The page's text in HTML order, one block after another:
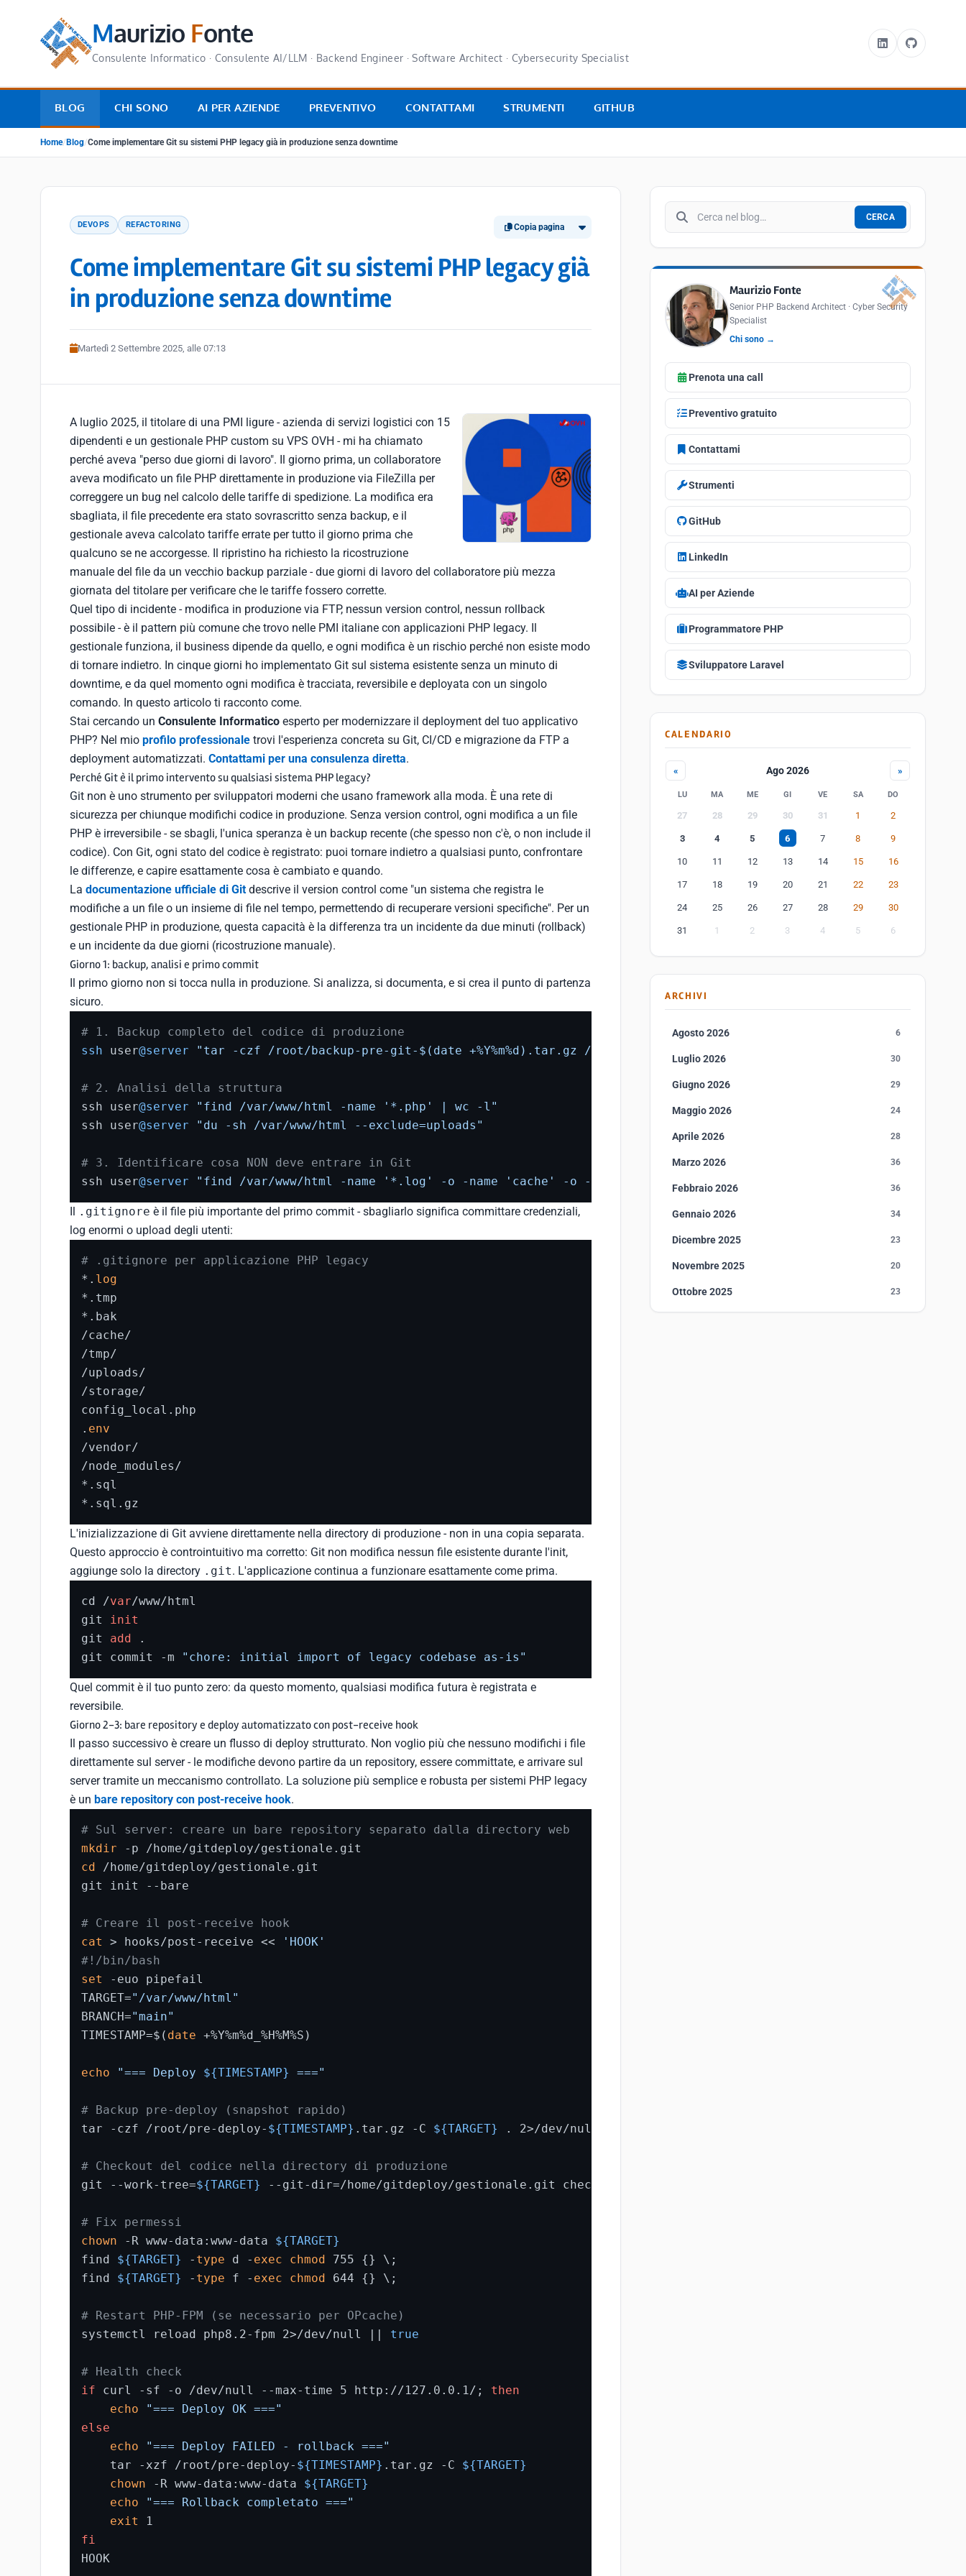
Maurizio Fonte
Consulente Informatico · Consulente AI/LLM · Backend Engineer · Software Architect · Cybersecurity Specialist
BLOG CHI SONO AI PER AZIENDE PREVENTIVO CONTATTAMI STRUMENTI GITHUB
Home/ Blog/Come implementare Git su sistemi PHP legacy già in produzione senza downtime
DEVOPS REFACTORING Copia pagina
Come implementare Git su sistemi PHP legacy già
in produzione senza downtime
Martedì 2 Settembre 2025, alle 07:13
A luglio 2025, il titolare di una PMI ligure - azienda di servizi logistici con 15
dipendenti e un gestionale PHP custom su VPS OVH - mi ha chiamato
perché aveva "perso due giorni di lavoro". Il giorno prima, un collaboratore
aveva modificato un file PHP direttamente in produzione via FileZilla per
correggere un bug nel calcolo delle tariffe di spedizione. La modifica era
sbagliata, il file precedente era stato sovrascritto senza backup, e il
gestionale aveva calcolato tariffe errate per tutto il giorno prima che
qualcuno se ne accorgesse. Il ripristino ha richiesto la ricostruzione
manuale del file da un vecchio backup parziale - due giorni di lavoro del collaboratore più mezza
giornata del titolare per verificare che le tariffe fossero corrette.
Quel tipo di incidente - modifica in produzione via FTP, nessun version control, nessun rollback
possibile - è il pattern più comune che trovo nelle PMI italiane con applicazioni PHP legacy. Il
gestionale funziona, il business dipende da quello, e ogni modifica è un rischio perché non esiste modo
di tornare indietro. In cinque giorni ho implementato Git sul sistema esistente senza un minuto di
downtime, e da quel momento ogni modifica è tracciata, reversibile e deployata con un singolo
comando. In questo articolo ti racconto come.
Stai cercando un Consulente Informatico esperto per modernizzare il deployment del tuo applicativo
PHP? Nel mio profilo professionale trovi l'esperienza concreta su Git, CI/CD e migrazione da FTP a
deployment automatizzati. Contattami per una consulenza diretta.
Perché Git è il primo intervento su qualsiasi sistema PHP legacy?
Git non è uno strumento per sviluppatori moderni che usano framework alla moda. È una rete di
sicurezza per chiunque modifichi codice in produzione. Senza version control, ogni modifica a un file
PHP è irreversibile - se sbagli, l'unica speranza è un backup recente (che spesso non c'è, o non include il
codice). Con Git, ogni stato del codice è registrato: puoi tornare indietro a qualsiasi punto, confrontare
le differenze, e capire esattamente cosa è cambiato e quando.
La documentazione ufficiale di Git descrive il version control come "un sistema che registra le
modifiche a un file o un insieme di file nel tempo, permettendo di recuperare versioni specifiche". Per un
gestionale PHP in produzione, questa capacità è la differenza tra un incidente da due minuti (rollback)
e un incidente da due giorni (ricostruzione manuale).
Giorno 1: backup, analisi e primo commit
Il primo giorno non si tocca nulla in produzione. Si analizza, si documenta, e si crea il punto di partenza
sicuro.
# 1. Backup completo del codice di produzione
ssh user@server "tar -czf /root/backup-pre-git-$(date +%Y%m%d).tar.gz /var/www/html/"
# 2. Analisi della struttura
ssh user@server
"find /var/www/html -name '*.php' | wc -l"
ssh user@server "du -sh /var/www/html --exclude=uploads"
# 3. Identificare cosa NON deve entrare in Git
ssh user@server "find /var/www/html -name '*.log' -o -name 'cache' -o -name 'uploads' -type d"
Il .gitignore è il file più importante del primo commit - sbagliarlo significa committare credenziali,
log enormi o upload degli utenti:
# .gitignore per applicazione PHP legacy
*. log
*.tmp
*.bak
/cache/
/tmp/
/uploads/
/storage/
config_local.php
. env
/vendor/
/node_modules/
*.sql
*.sql.gz
L'inizializzazione di Git avviene direttamente nella directory di produzione - non in una copia separata.
Questo approccio è controintuitivo ma corretto: Git non modifica nessun file esistente durante l'init,
aggiunge solo la directory .git. L'applicazione continua a funzionare esattamente come prima.
cd /var/www/html
git init
git add .
git commit -m
"chore: initial import of legacy codebase as-is"
Quel commit è il tuo punto zero: da questo momento, qualsiasi modifica futura è registrata e
reversibile.
Giorno 2-3: bare repository e deploy automatizzato con post-receive hook
Il passo successivo è creare un flusso di deploy strutturato. Non voglio più che nessuno modifichi i file
direttamente sul server - le modifiche devono partire da un repository, essere committate, e arrivare sul
server tramite un meccanismo controllato. La soluzione più semplice e robusta per sistemi PHP legacy
è un bare repository con post-receive hook.
# Sul server: creare un bare repository separato dalla directory web
mkdir
cd /home/gitdeploy/gestionale.git
git init --bare
# Creare il post-receive hook
cat
> hooks/post-receive <<
'HOOK'
#!/bin/bash
set
-euo pipefail
TARGET="/var/www/html"
BRANCH="main"
TIMESTAMP=$( date +%Y%m%d_%H%M%S)
echo "=== Deploy ${TIMESTAMP} ==="
# Backup pre-deploy (snapshot rapido)
tar -czf /root/pre-deploy- ${TIMESTAMP} .tar.gz -C ${TARGET} . 2>/dev/null ||
# Checkout del codice nella directory di produzione
git --work-tree=${TARGET} --git-dir=/home/gitdeploy/gestionale.git checkout -f
# Fix permessi
chown -R www-data:www-data ${TARGET}
find ${TARGET} - type d - exec chmod 755 {} \;
find ${TARGET} - type f - exec chmod 644 {} \;
# Restart PHP-FPM (se necessario per OPcache)
systemctl reload php8.2-fpm 2>/dev/null || true
# Health check
if curl -sf -o /dev/null --max-time 5 http://127.0.0.1/; then
echo
"=== Deploy OK ==="
else
echo
"=== Deploy FAILED - rollback ==="
    tar -xzf /root/pre-deploy-
${TIMESTAMP} .tar.gz -C ${TARGET}
chown -R www-data:www-data ${TARGET}
echo
"=== Rollback completato ==="
exit
fi
HOOK
Cerca nel blog
CERCA
Maurizio Fonte
Senior PHP Backend Architect · Cyber Security
Specialist
Chi sono →
Prenota una call
Preventivo gratuito
Contattami
Strumenti
GitHub
LinkedIn
AI per Aziende
Programmatore PHP
Sviluppatore Laravel
CALENDARIO
« Ago 2026 »
LU MA ME GI VE SA DO
27 28 29 30 31 1 2
3 4 5 6 7 8 9
10 11 12 13 14 15 16
17 18 19 20 21 22 23
24 25 26 27 28 29 30
31 1 2 3 4 5 6
ARCHIVI
Agosto 2026 6
Luglio 2026 30
Giugno 2026 29
Maggio 2026 24
Aprile 2026 28
Marzo 2026 36
Febbraio 2026 36
Gennaio 2026 34
Dicembre 2025 23
Novembre 2025 20
Ottobre 2025 23